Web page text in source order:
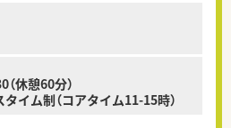
休憩60分）
イム制（コアタイム11-15時）